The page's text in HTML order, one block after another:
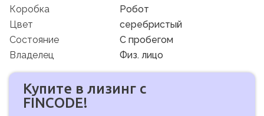
Коробка
Робот
Цвет
серебристый
Состояние
C пробегом
Владелец
Физ. лицо
Купите в лизинг с
FINCODE!